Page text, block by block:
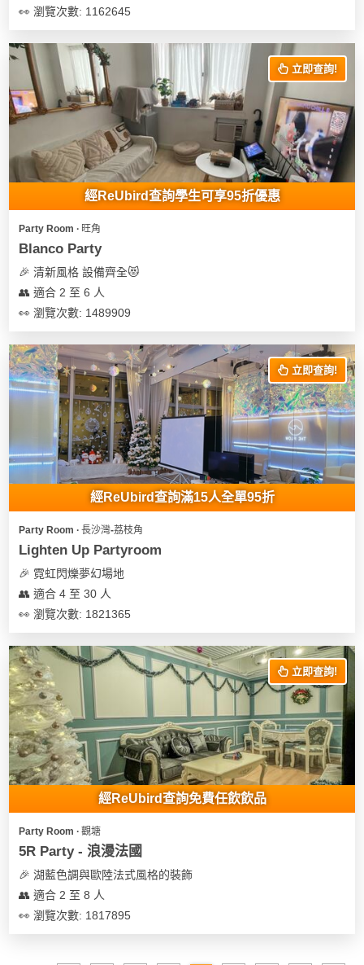
👀 瀏覽次數: 1162645
立即查詢!
經ReUbird查詢學生可享95折優惠
Party Room ∙ 旺角
Blanco Party
🎉 清新風格 設備齊全😻
👥 適合 2 至 6 人
👀 瀏覽次數: 1489909
立即查詢!
經ReUbird查詢滿15人全單95折
Party Room ∙ 長沙灣-荔枝角
Lighten Up Partyroom
🎉 霓虹閃爍夢幻場地
👥 適合 4 至 30 人
👀 瀏覽次數: 1821365
立即查詢!
經ReUbird查詢免費任飲飲品
Party Room ∙ 觀塘
5R Party - 浪漫法國
🎉 湖藍色調與歐陸法式風格的裝飾
👥 適合 2 至 8 人
👀 瀏覽次數: 1817895